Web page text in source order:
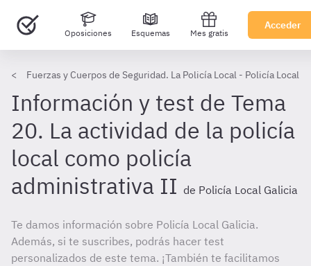
Oposiciones Esquemas Mes gratis
Acceder
Fuerzas y Cuerpos de Seguridad. La Policía Local - Policía Local
Información y test de Tema
20. La actividad de la policía
local como policía
administrativa II de Policía Local Galicia
Te damos información sobre Policía Local Galicia.
Además, si te suscribes, podrás hacer test
personalizados de este tema. ¡También te facilitamos